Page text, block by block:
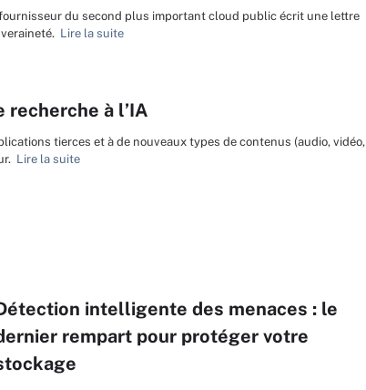
du second plus important cloud public écrit une lettre
Lire la suite
à l’IA
tierces et à de nouveaux types de contenus (audio, vidéo,
Lire la suite
intelligente des menaces : le
rempart pour protéger votre